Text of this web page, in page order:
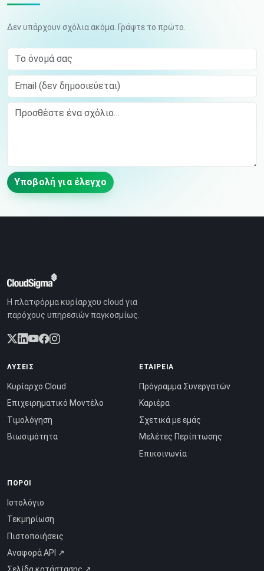
Δεν υπάρχουν σχόλια ακόμα. Γράψτε το πρώτο.
Το όνομά σας
Email (δεν δημοσιεύεται)
Comment
Υποβολή για έλεγχο
Η πλατφόρμα κυρίαρχου cloud για
παρόχους υπηρεσιών παγκοσμίως.
ΛΎΣΕΙΣ
Κυρίαρχο Cloud
Επιχειρηματικό Μοντέλο
Τιμολόγηση
Βιωσιμότητα
ΕΤΑΙΡΕΊΑ
Πρόγραμμα Συνεργατών
Καριέρα
Σχετικά με εμάς
Μελέτες Περίπτωσης
Επικοινωνία
ΠΌΡΟΙ
Ιστολόγιο
Τεκμηρίωση
Πιστοποιήσεις
Αναφορά API ↗